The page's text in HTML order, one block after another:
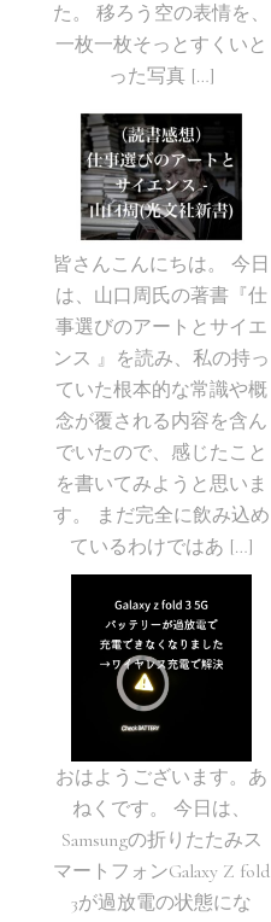
た。 移ろう空の表情を、
一枚一枚そっとすくいと
った写真 […]
皆さんこんにちは。 今日
は、山口周氏の著書『仕
事選びのアートとサイエ
ンス 』を読み、私の持っ
ていた根本的な常識や概
念が覆される内容を含ん
でいたので、感じたこと
を書いてみようと思いま
す。 まだ完全に飲み込め
ているわけではあ […]
おはようございます。あ
ねくです。 今日は、
Samsungの折りたたみス
マートフォンGalaxy Z fold
3が過放電の状態にな